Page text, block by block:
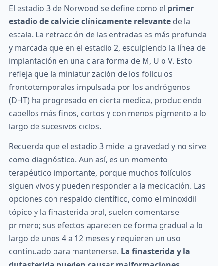
El estadio 3 de Norwood se define como el primer
estadio de calvicie clínicamente relevante de la
escala. La retracción de las entradas es más profunda
y marcada que en el estadio 2, esculpiendo la línea de
implantación en una clara forma de M, U o V. Esto
refleja que la miniaturización de los folículos
frontotemporales impulsada por los andrógenos
(DHT) ha progresado en cierta medida, produciendo
cabellos más finos, cortos y con menos pigmento a lo
largo de sucesivos ciclos.
Recuerda que el estadio 3 mide la gravedad y no sirve
como diagnóstico. Aun así, es un momento
terapéutico importante, porque muchos folículos
siguen vivos y pueden responder a la medicación. Las
opciones con respaldo científico, como el minoxidil
tópico y la finasterida oral, suelen comentarse
primero; sus efectos aparecen de forma gradual a lo
largo de unos 4 a 12 meses y requieren un uso
continuado para mantenerse. La finasterida y la